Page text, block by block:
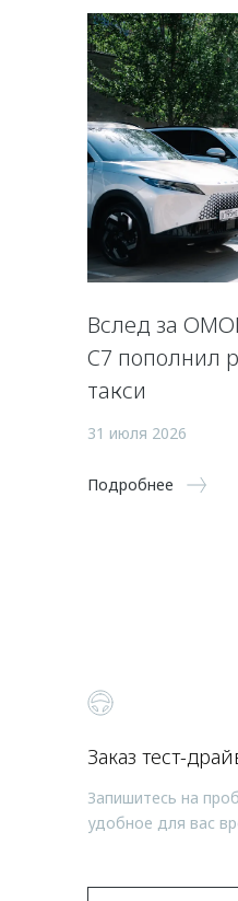
Вслед за
C7 пополнил
такси
31 июля 2026
Подробнее
Заказ тест-
Запишитесь на
удобное для вас